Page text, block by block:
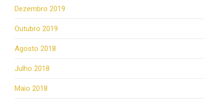
Dezembro 2019
Outubro 2019
Agosto 2018
Julho 2018
Maio 2018